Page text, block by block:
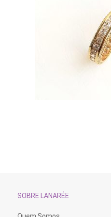
SOBRE LANARÉE